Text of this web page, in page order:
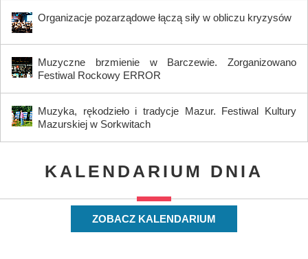
Organizacje pozarządowe łączą siły w obliczu kryzysów
Muzyczne brzmienie w Barczewie. Zorganizowano
Festiwal Rockowy ERROR
Muzyka, rękodzieło i tradycje Mazur. Festiwal Kultury
Mazurskiej w Sorkwitach
KALENDARIUM DNIA
ZOBACZ KALENDARIUM